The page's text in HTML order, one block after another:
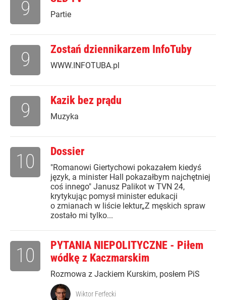
Partie
9
Zostań dziennikarzem InfoTuby
WWW.INFOTUBA.pl
9
Kazik bez prądu
Muzyka
9
Dossier
"Romanowi Giertychowi pokazałem kiedyś
język, a minister Hall pokazałbym najchętniej
coś innego" Janusz Palikot w TVN 24,
krytykując pomysł minister edukacji
o zmianach w liście lektur„Z męskich spraw
zostało mi tylko...
10
PYTANIA NIEPOLITYCZNE - Piłem
wódkę z Kaczmarskim
Rozmowa z Jackiem Kurskim, posłem PiS
10
Wiktor Ferfecki